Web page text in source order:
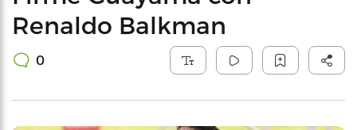
Renaldo Balkman
0